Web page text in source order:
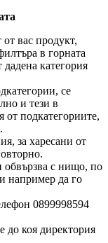
вас продукт,
в горната
дадена категория
се
и тези в
от подкатегориите,
за харесани от
обвързва с нищо, по
например да го
0899998594
до коя директория